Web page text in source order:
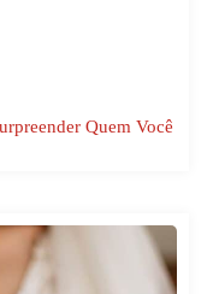
Quem Você